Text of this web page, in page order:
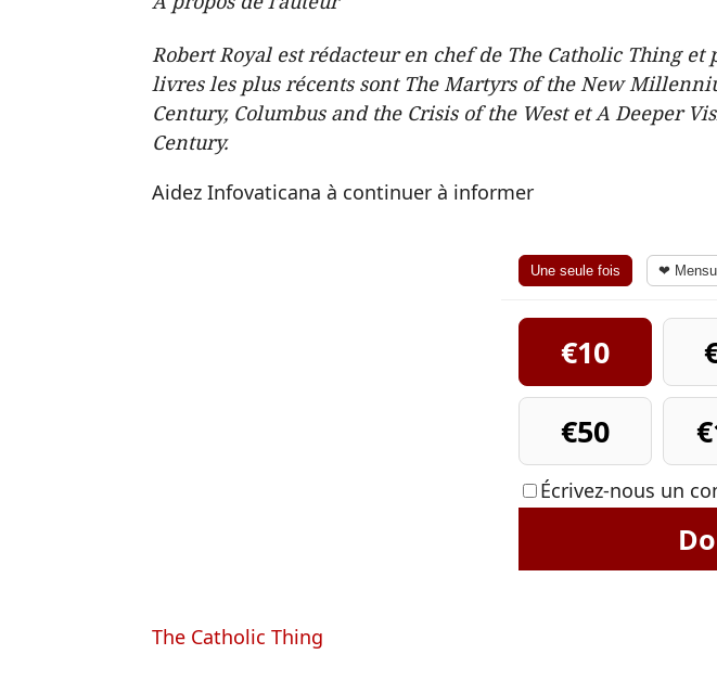
Robert Royal est rédacteur en chef de The Catholic Thing et
livres les plus récents sont The Martyrs of the New
Century, Columbus and the Crisis of the West et A Deeper
Century.
Aidez Infovaticana à continuer à informer
Une seule fois ❤
€10
€50
Écrivez-nous un
The Catholic Thing